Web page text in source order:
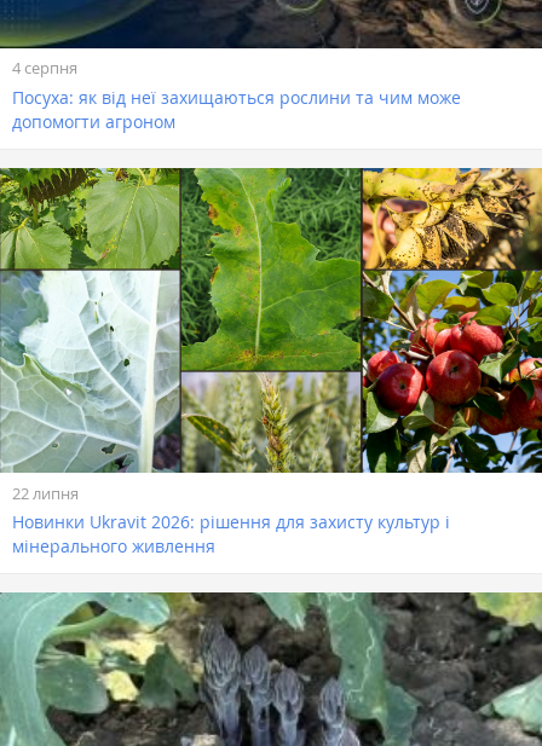
4 серпня
Посуха: як від неї захищаються рослини та чим може
допомогти агроном
22 липня
Новинки Ukravit 2026: рішення для захисту культур і
мінерального живлення